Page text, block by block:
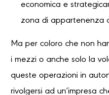
economica e
zona di appartenenza
Ma per coloro che non
i mezzi o anche solo la
queste operazioni in
rivolgersi ad un’impresa